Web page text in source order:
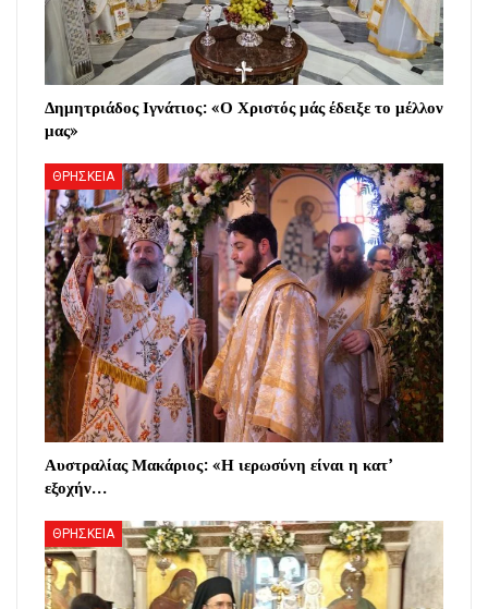
Δημητριάδος Ιγνάτιος: «Ο Χριστός μάς έδειξε το μέλλον
μας»
ΘΡΗΣΚΕΙΑ
Αυστραλίας Μακάριος: «Η ιερωσύνη είναι η κατ’
εξοχήν…
ΘΡΗΣΚΕΙΑ